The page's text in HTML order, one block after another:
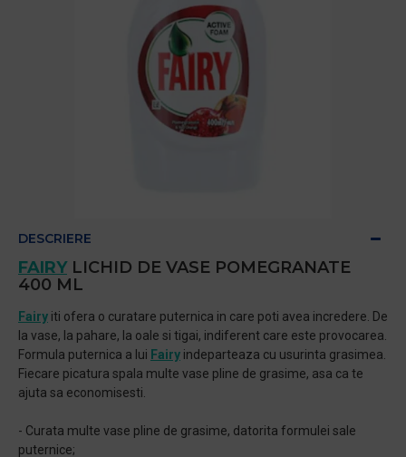
DESCRIERE
FAIRYLICHID DE VASE POMEGRANATE
400 ML
Fairy iti ofera o curatare puternica in care poti avea incredere. De
la vase, la pahare, la oale si tigai, indiferent care este provocarea.
Formula puternica a lui Fairy indeparteaza cu usurinta grasimea.
Fiecare picatura spala multe vase pline de grasime, asa ca te
ajuta sa economisesti.
- Curata multe vase pline de grasime, datorita formulei sale
puternice;